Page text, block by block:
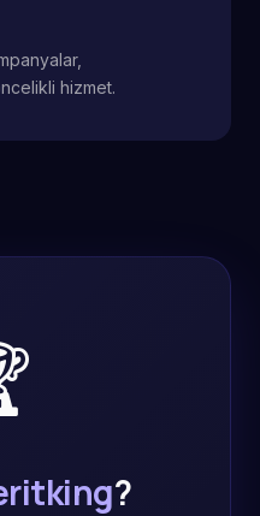
hizmet.
?